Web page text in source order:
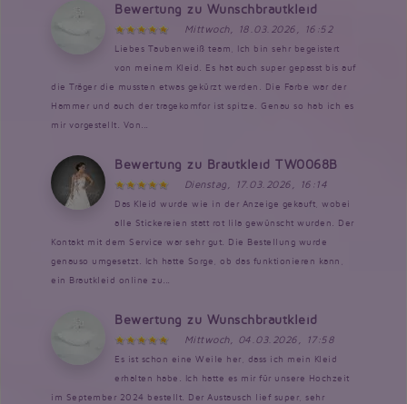
Bewertung zu Wunschbrautkleid
Mittwoch, 18.03.2026, 16:52
Liebes Taubenweiß team, Ich bin sehr begeistert
von meinem Kleid. Es hat auch super gepasst bis auf
die Träger die mussten etwas gekürzt werden. Die Farbe war der
Hammer und auch der tragekomfor ist spitze. Genau so hab ich es
mir vorgestellt. Von...
Bewertung zu Brautkleid TW0068B
Dienstag, 17.03.2026, 16:14
Das Kleid wurde wie in der Anzeige gekauft, wobei
alle Stickereien statt rot lila gewünscht wurden. Der
Kontakt mit dem Service war sehr gut. Die Bestellung wurde
genauso umgesetzt. Ich hatte Sorge, ob das funktionieren kann,
ein Brautkleid online zu...
Bewertung zu Wunschbrautkleid
Mittwoch, 04.03.2026, 17:58
Es ist schon eine Weile her, dass ich mein Kleid
erhalten habe. Ich hatte es mir für unsere Hochzeit
im September 2024 bestellt. Der Austausch lief super, sehr